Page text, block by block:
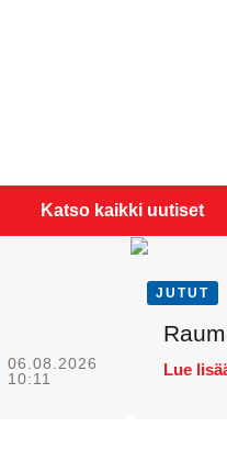
Katso kaikki uutiset
06.08.2026
10:11
JUTUT
Lue